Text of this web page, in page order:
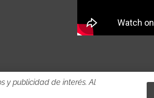
y publicidad de interés. Al